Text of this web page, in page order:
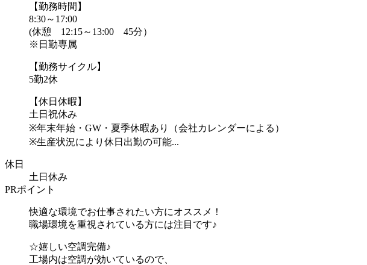
【勤務時間】
8:30～17:00
(休憩 12:15～13:00 45分）
※日勤専属
【勤務サイクル】
5勤2休
【休日休暇】
土日祝休み
※年末年始・GW・夏季休暇あり（会社カレンダーによる）
※生産状況により休日出勤の可能...
休日
土日休み
PRポイント
快適な環境でお仕事されたい方にオススメ！
職場環境を重視されている方には注目です♪
☆嬉しい空調完備♪
工場内は空調が効いているので、